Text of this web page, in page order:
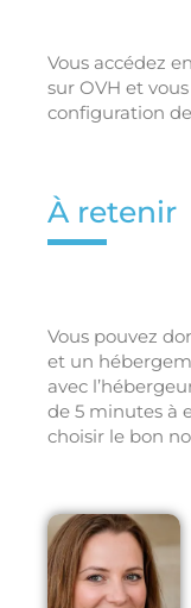
Vous accédez
sur OVH et
configuration
À retenir
Vous pouvez
et un
avec
de 5 minutes à
choisir le bon